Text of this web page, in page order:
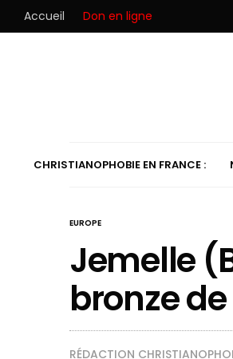
Accueil Don en ligne
CHRISTIANOPHOBIE EN FRANCE :
EUROPE
Jemelle
bronze
RÉDACTION